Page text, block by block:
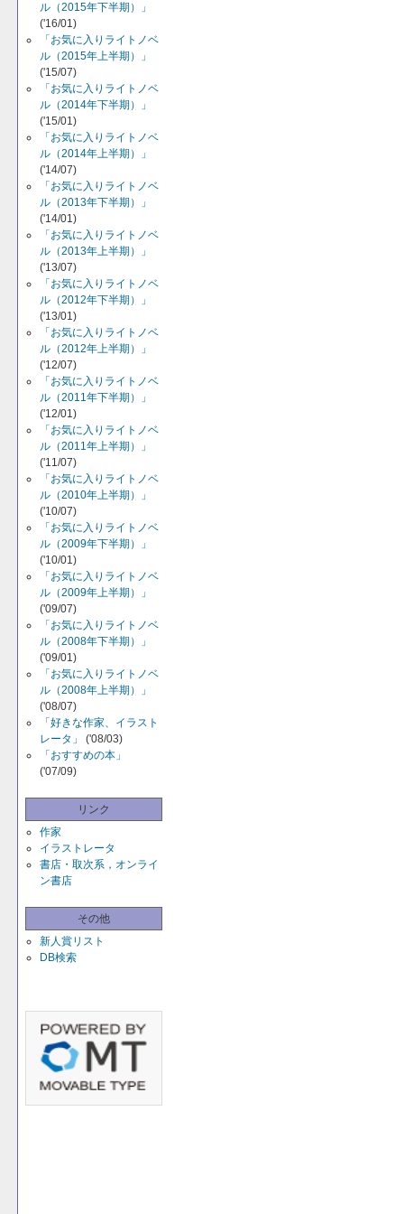
ル（2015年下半期）」
('16/01)
「お気に入りライトノベ
ル（2015年上半期）」
('15/07)
「お気に入りライトノベ
ル（2014年下半期）」
('15/01)
「お気に入りライトノベ
ル（2014年上半期）」
('14/07)
「お気に入りライトノベ
ル（2013年下半期）」
('14/01)
「お気に入りライトノベ
ル（2013年上半期）」
('13/07)
「お気に入りライトノベ
ル（2012年下半期）」
('13/01)
「お気に入りライトノベ
ル（2012年上半期）」
('12/07)
「お気に入りライトノベ
ル（2011年下半期）」
('12/01)
「お気に入りライトノベ
ル（2011年上半期）」
('11/07)
「お気に入りライトノベ
ル（2010年上半期）」
('10/07)
「お気に入りライトノベ
ル（2009年下半期）」
('10/01)
「お気に入りライトノベ
ル（2009年上半期）」
('09/07)
「お気に入りライトノベ
ル（2008年下半期）」
('09/01)
「お気に入りライトノベ
ル（2008年上半期）」
('08/07)
「好きな作家、イラスト
レータ」
('08/03)
「おすすめの本」
('07/09)
リンク
作家
イラストレータ
書店・取次系，オンライ
ン書店
その他
新人賞リスト
DB検索